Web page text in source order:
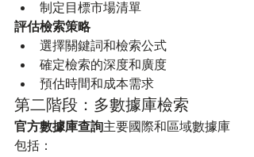
制定目標市場清單
評估檢索策略
選擇關鍵詞和檢索公式
確定檢索的深度和廣度
預估時間和成本需求
第二階段：多數據庫檢索
官方數據庫查詢主要國際和區域數據庫
包括：